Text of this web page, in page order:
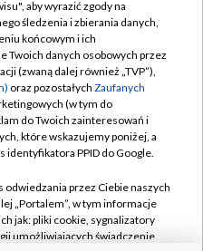
TVP
zgody
aby wyrazić zgody na
śledzenia i zbierania danych,
końcowym i ich
Twoich danych osobowych przez
(zwaną dalej również „TVP”),
oraz pozostałych Zaufanych
(w tym do
do Twoich zainteresowań i
które wskazujemy poniżej, a
identyfikatora PPID do Google.
odwiedzania przez Ciebie naszych
„Portalem”, w tym informacje
jak: pliki cookie, sygnalizatory
umożliwiających świadczenie